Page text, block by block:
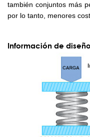
también conjuntos más
por lo tanto, menores
Información de